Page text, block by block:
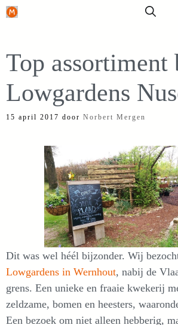
Ga
inhoud
Top assortiment
Lowgardens
15 april 2017 door Norbert Mergen
Dit was wel héél bijzonder. Wij
Lowgardens in Wernhout, nabij de
grens. Een unieke en fraaie kwekerij
zeldzame, bomen en heesters,
Een bezoek om niet alleen hebberig,